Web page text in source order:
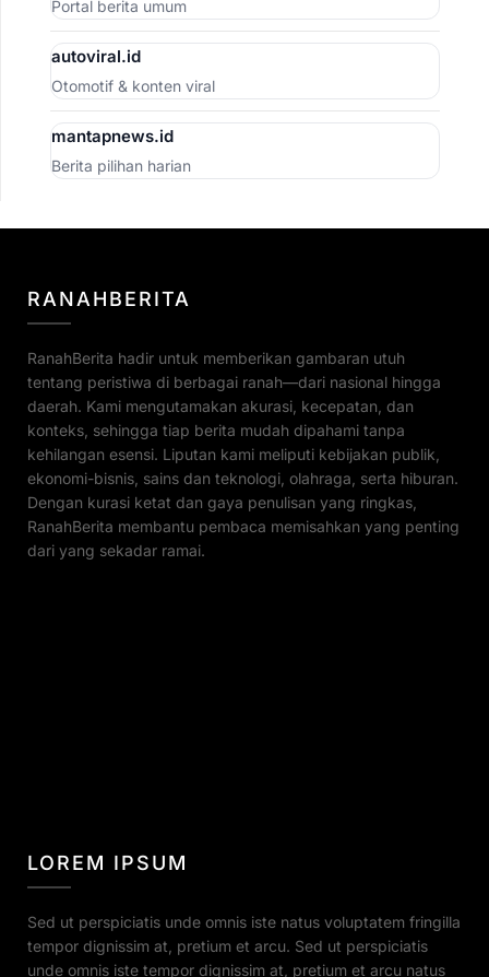
Portal berita umum
autoviral.id
Otomotif & konten viral
mantapnews.id
Berita pilihan harian
RANAHBERITA
RanahBerita hadir untuk memberikan gambaran utuh
tentang peristiwa di berbagai ranah—dari nasional hingga
daerah. Kami mengutamakan akurasi, kecepatan, dan
konteks, sehingga tiap berita mudah dipahami tanpa
kehilangan esensi. Liputan kami meliputi kebijakan publik,
ekonomi-bisnis, sains dan teknologi, olahraga, serta hiburan.
Dengan kurasi ketat dan gaya penulisan yang ringkas,
RanahBerita membantu pembaca memisahkan yang penting
dari yang sekadar ramai.
LOREM IPSUM
Sed ut perspiciatis unde omnis iste natus voluptatem fringilla
tempor dignissim at, pretium et arcu. Sed ut perspiciatis
unde omnis iste tempor dignissim at, pretium et arcu natus